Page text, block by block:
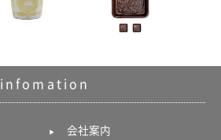
infomation
会社案内